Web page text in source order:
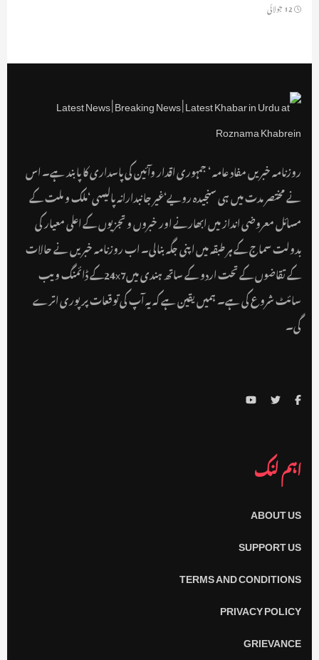
روزنامہ خبریں مفاد عامہ ‘ جمہوری اقدار وآئین کی پاسداری کا پابند ہے۔ اس
نے مختصر مدت میں ہی سنجیدہ رویے‘غیر جانبدارانہ پالیسی ‘ملک و ملت کے
مسائل معروضی انداز میں ابھارنے اور خبروں و تجزیوں کے اعلی معیار کی
بدولت سماج کے ہر طبقہ میں اپنی جگہ بنالی۔ اب روزنامہ خبریں نے حالات
کے تقاضوں کے تحت اردو کے ساتھ ہندی میں24x7کے ڈائمنگ ویب
سائٹ شروع کی ہے۔ ہمیں یقین ہے کہ یہ آپ کی توقعات پر پوری اترے
گی۔
اہم لنک
ABOUT US
SUPPORT US
TERMS AND CONDITIONS
PRIVACY POLICY
GRIEVANCE